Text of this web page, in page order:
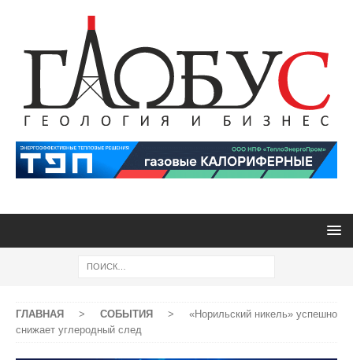
ГЛАВНАЯ > СОБЫТИЯ >
«Норильский никель» успешно
снижает углеродный след